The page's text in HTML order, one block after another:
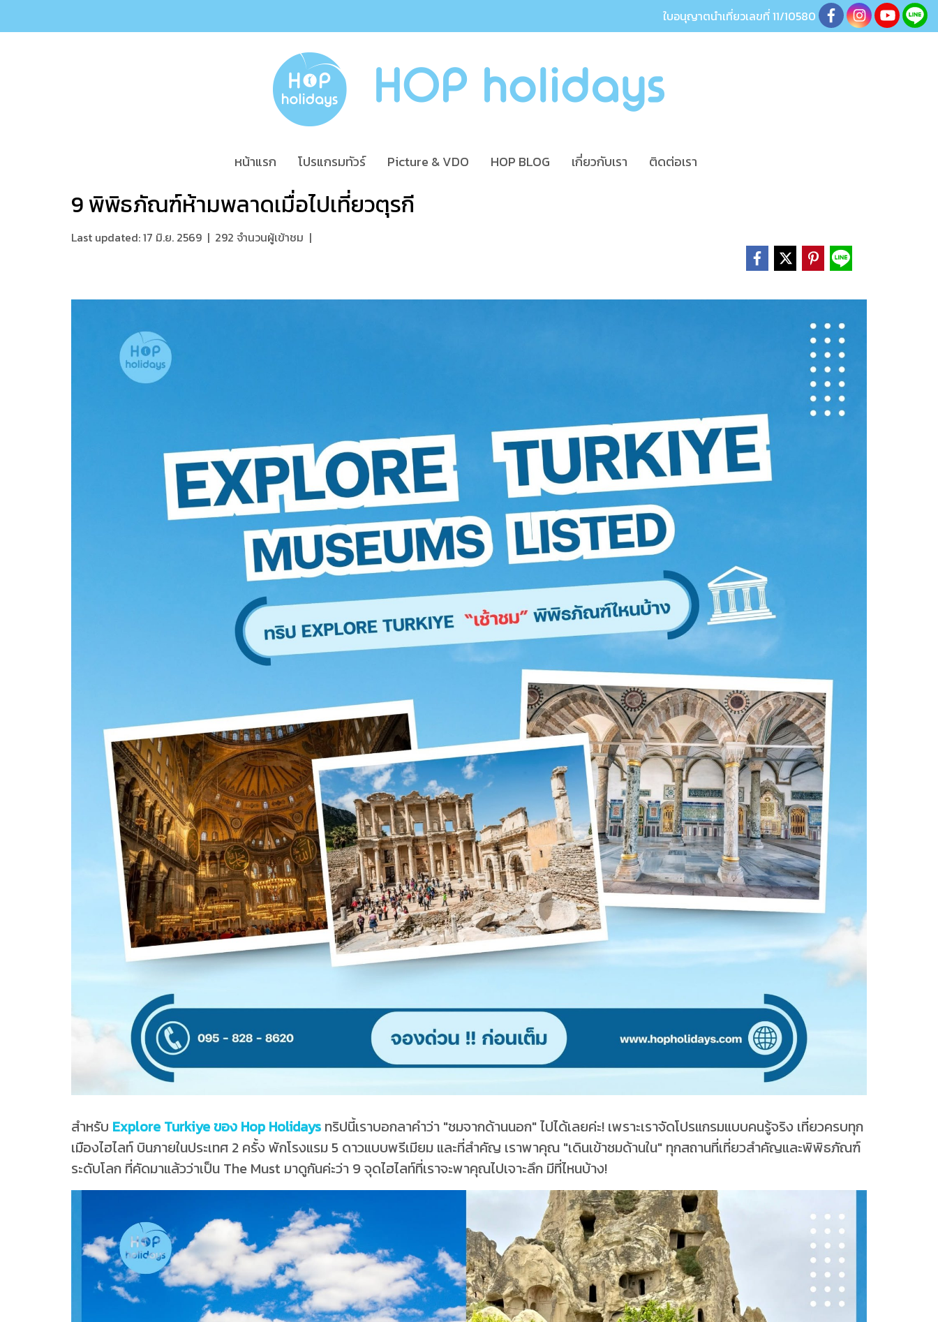
ใบอนุญาตนำเที่ยวเลขที่ 11/10580
หน้าแรก โปรแกรมทัวร์ Picture & VDO HOP BLOG เกี่ยวกับเรา ติดต่อเรา
9 พิพิธภัณฑ์ห้ามพลาดเมื่อไปเที่ยวตุรกี
Last updated: 17 มิ.ย. 2569 | 292 จำนวนผู้เข้าชม |
สำหรับ Explore Turkiye ของ Hop Holidays ทริปนี้เราบอกลาคำว่า "ชมจากด้านนอก" ไปได้เลยค่ะ! เพราะเราจัดโปรแกรมแบบคนรู้จริง เที่ยวครบทุก
เมืองไฮไลท์ บินภายในประเทศ 2 ครั้ง พักโรงแรม 5 ดาวแบบพรีเมียม และที่สำคัญ เราพาคุณ "เดินเข้าชมด้านใน" ทุกสถานที่เที่ยวสำคัญและพิพิธภัณฑ์
ระดับโลก ที่คัดมาแล้วว่าเป็น The Must มาดูกันค่ะว่า 9 จุดไฮไลท์ที่เราจะพาคุณไปเจาะลึก มีที่ไหนบ้าง!